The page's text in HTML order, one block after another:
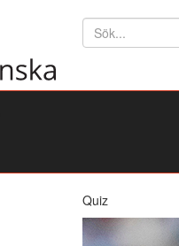
Söktext
Quiz